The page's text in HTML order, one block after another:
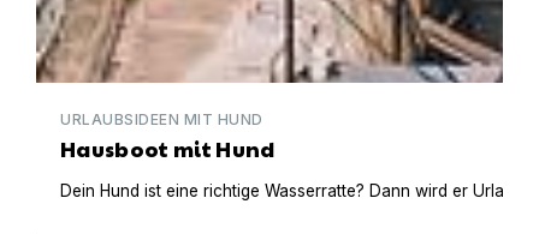
URLAUBSIDEEN MIT HUND
Hausboot mit Hund
Dein Hund ist eine richtige Wasserratte? Dann wird er